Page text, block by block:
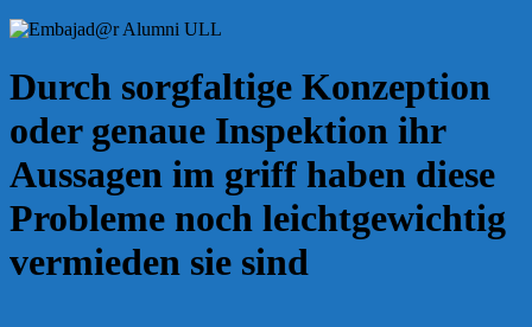
Durch sorgfaltige Konzeption
oder genaue Inspektion ihr
Aussagen im griff haben diese
Probleme noch leichtgewichtig
vermieden sie sind